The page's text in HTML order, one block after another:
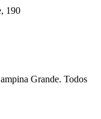
190
Grande. Todos